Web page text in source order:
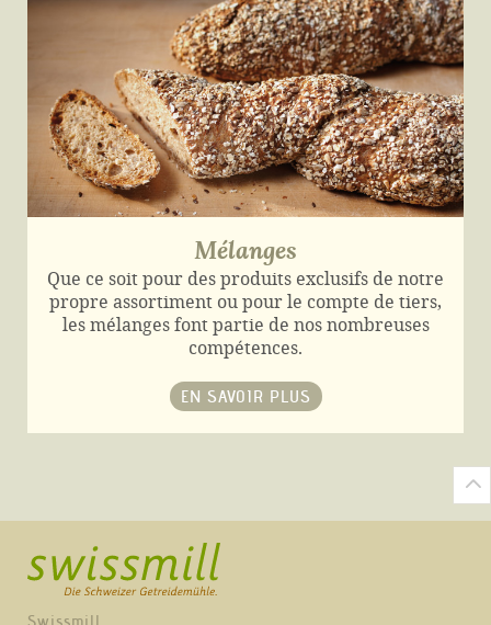
Mélanges
Que ce soit pour des produits exclusifs de notre
propre assortiment ou pour le compte de tiers,
les mélanges font partie de nos nombreuses
compétences.
EN SAVOIR PLUS